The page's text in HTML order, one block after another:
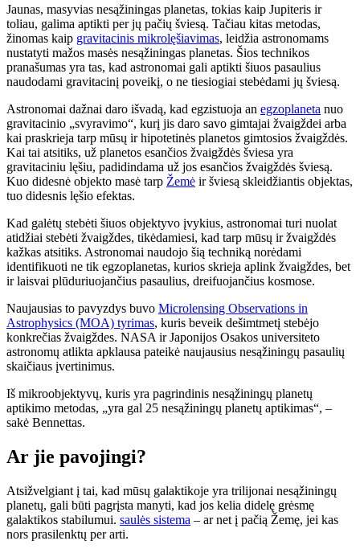
Jaunas, masyvias nesąžiningas planetas, tokias kaip Jupiteris ir
toliau, galima aptikti per jų pačių šviesą. Tačiau kitas metodas,
žinomas kaip gravitacinis mikrolęšiavimas, leidžia astronomams
nustatyti mažos masės nesąžiningas planetas. Šios technikos
pranašumas yra tas, kad astronomai gali aptikti šiuos pasaulius
naudodami gravitacinį poveikį, o ne tiesiogiai stebėdami jų šviesą.
Astronomai dažnai daro išvadą, kad egzistuoja an egzoplaneta nuo
gravitacinio „svyravimo“, kurį jis daro savo gimtajai žvaigždei arba
kai praskrieja tarp mūsų ir hipotetinės planetos gimtosios žvaigždės.
Kai tai atsitiks, už planetos esančios žvaigždės šviesa yra
gravitaciniu lęšiu, padidindama už jos esančios žvaigždės šviesą.
Kuo didesnė objekto masė tarp Žemė ir šviesą skleidžiantis objektas,
tuo didesnis lęšio efektas.
Kad galėtų stebėti šiuos objektyvo įvykius, astronomai turi nuolat
atidžiai stebėti žvaigždes, tikėdamiesi, kad tarp mūsų ir žvaigždės
kažkas atsitiks. Astronomai naudojo šią techniką norėdami
identifikuoti ne tik egzoplanetas, kurios skrieja aplink žvaigždes, bet
ir laisvai plūduriuojančius pasaulius, dreifuojančius kosmose.
Naujausias to pavyzdys buvo Microlensing Observations in
Astrophysics (MOA) tyrimas, kuris beveik dešimtmetį stebėjo
konkrečias žvaigždes. NASA ir Japonijos Osakos universiteto
astronomų atlikta apklausa pateikė naujausius nesąžiningų pasaulių
skaičiaus įvertinimus.
Iš mikroobjektyvų, kuris yra pagrindinis nesąžiningų planetų
aptikimo metodas, „yra gal 25 nesąžiningų planetų aptikimas“, –
sakė Bennettas.
Ar jie pavojingi?
Atsižvelgiant į tai, kad mūsų galaktikoje yra trilijonai nesąžiningų
planetų, gali būti pagrįsta manyti, kad jos kelia didelę grėsmę
galaktikos stabilumui. saulės sistema – ar net į pačią Žemę, jei kas
nors prasilenktų per arti.